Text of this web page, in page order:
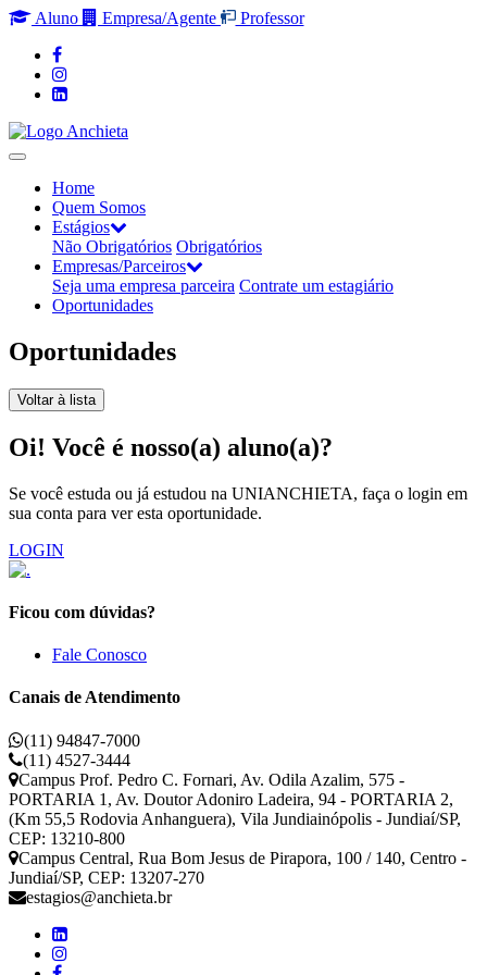
Aluno Empresa/Agente Professor
Home
Quem Somos
Estágios
Não Obrigatórios Obrigatórios
Empresas/Parceiros
Seja uma empresa parceira Contrate um estagiário
Oportunidades
Oportunidades
Voltar à lista
Oi! Você é nosso(a) aluno(a)?
Se você estuda ou já estudou na UNIANCHIETA, faça o login em
sua conta para ver esta oportunidade.
LOGIN
Ficou com dúvidas?
Fale Conosco
Canais de Atendimento
(11) 94847-7000
(11) 4527-3444
Campus Prof. Pedro C. Fornari, Av. Odila Azalim, 575 -
PORTARIA 1, Av. Doutor Adoniro Ladeira, 94 - PORTARIA 2,
(Km 55,5 Rodovia Anhanguera), Vila Jundiainópolis - Jundiaí/SP,
CEP: 13210-800
Campus Central, Rua Bom Jesus de Pirapora, 100 / 140, Centro -
Jundiaí/SP, CEP: 13207-270
estagios@anchieta.br